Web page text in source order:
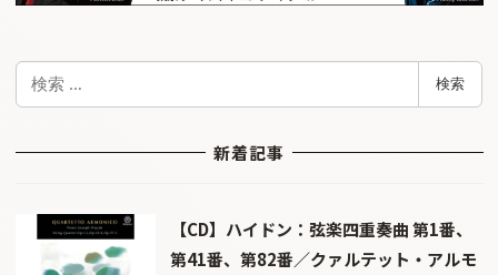
検
検索
新着記事
【CD】ハイドン：弦楽四重奏曲 第1番、
第41番、第82番／クァルテット・アルモ